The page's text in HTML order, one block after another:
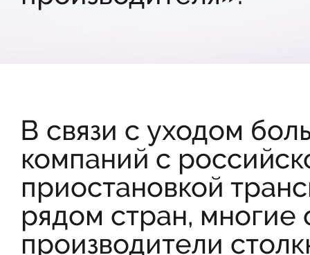
В связи с уходом
компаний с
приостановкой
рядом стран, многие
производители